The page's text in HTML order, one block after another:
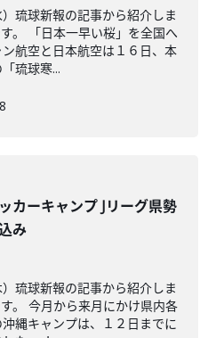
琉球新報の記事から紹介しま
。 「日本一早い桜」を全国へ
航空と日本航空は１６日、本
琉球寒...
カーキャンプ Jリーグ県勢
み
琉球新報の記事から紹介しま
。 今月から来月にかけ県内各
縄キャンプは、１２日までに